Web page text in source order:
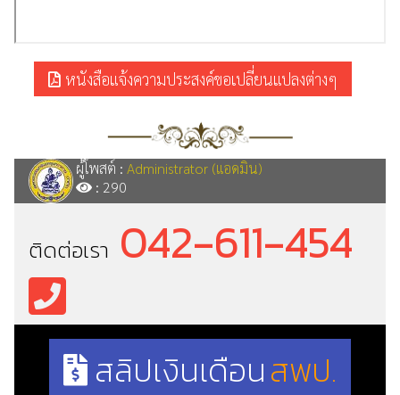
หนังสือแจ้งความประสงค์ขอเปลี่ยนแปลงต่างๆ
ผู้โพสต์ : Administrator (แอดมิน)
: 290
ติดต่อเรา 042-611-454
สลิปเงินเดือนสพป.